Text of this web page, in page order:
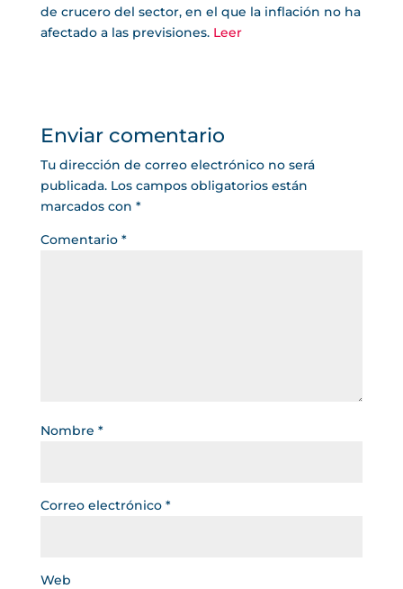
de crucero del sector, en el que la inflación no ha
afectado a las previsiones. Leer
Enviar comentario
Tu dirección de correo electrónico no será
publicada. Los campos obligatorios están
marcados con *
Comentario *
Nombre *
Correo electrónico *
Web